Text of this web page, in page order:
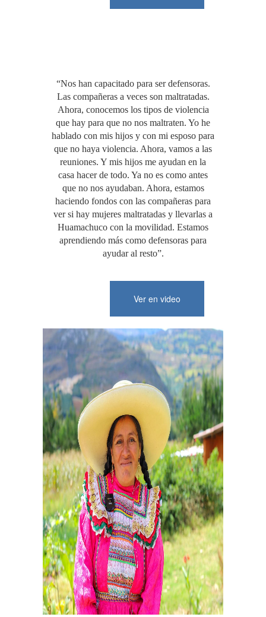
“Nos han capacitado para ser defensoras.
Las compañeras a veces son maltratadas.
Ahora, conocemos los tipos de violencia
que hay para que no nos maltraten. Yo he
hablado con mis hijos y con mi esposo para
que no haya violencia. Ahora, vamos a las
reuniones. Y mis hijos me ayudan en la
casa hacer de todo. Ya no es como antes
que no nos ayudaban. Ahora, estamos
haciendo fondos con las compañeras para
ver si hay mujeres maltratadas y llevarlas a
Huamachuco con la movilidad. Estamos
aprendiendo más como defensoras para
ayudar al resto”.
Ver en video